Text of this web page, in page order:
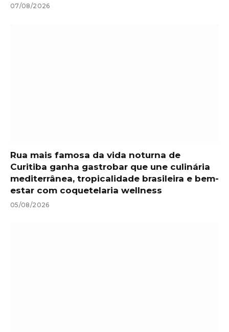
07/08/2026
Rua mais famosa da vida noturna de
Curitiba ganha gastrobar que une culinária
mediterrânea, tropicalidade brasileira e bem-
estar com coquetelaria wellness
05/08/2026